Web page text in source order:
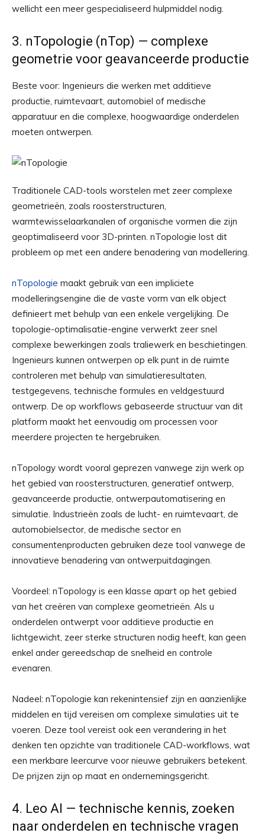
wellicht een meer gespecialiseerd hulpmiddel nodig.
3. nTopologie (nTop) — complexe
geometrie voor geavanceerde productie
Beste voor: Ingenieurs die werken met additieve
productie, ruimtevaart, automobiel of medische
apparatuur en die complexe, hoogwaardige onderdelen
moeten ontwerpen.
Traditionele CAD-tools worstelen met zeer complexe
geometrieën, zoals roosterstructuren,
warmtewisselaarkanalen of organische vormen die zijn
geoptimaliseerd voor 3D-printen. nTopologie lost dit
probleem op met een andere benadering van modellering.
nTopologie maakt gebruik van een impliciete
modelleringsengine die de vaste vorm van elk object
definieert met behulp van een enkele vergelijking. De
topologie-optimalisatie-engine verwerkt zeer snel
complexe bewerkingen zoals traliewerk en beschietingen.
Ingenieurs kunnen ontwerpen op elk punt in de ruimte
controleren met behulp van simulatieresultaten,
testgegevens, technische formules en veldgestuurd
ontwerp. De op workflows gebaseerde structuur van dit
platform maakt het eenvoudig om processen voor
meerdere projecten te hergebruiken.
nTopology wordt vooral geprezen vanwege zijn werk op
het gebied van roosterstructuren, generatief ontwerp,
geavanceerde productie, ontwerpautomatisering en
simulatie. Industrieën zoals de lucht- en ruimtevaart, de
automobielsector, de medische sector en
consumentenproducten gebruiken deze tool vanwege de
innovatieve benadering van ontwerpuitdagingen.
Voordeel: nTopology is een klasse apart op het gebied
van het creëren van complexe geometrieën. Als u
onderdelen ontwerpt voor additieve productie en
lichtgewicht, zeer sterke structuren nodig heeft, kan geen
enkel ander gereedschap de snelheid en controle
evenaren.
Nadeel: nTopologie kan rekenintensief zijn en aanzienlijke
middelen en tijd vereisen om complexe simulaties uit te
voeren. Deze tool vereist ook een verandering in het
denken ten opzichte van traditionele CAD-workflows, wat
een merkbare leercurve voor nieuwe gebruikers betekent.
De prijzen zijn op maat en ondernemingsgericht.
4. Leo AI — technische kennis, zoeken
naar onderdelen en technische vragen